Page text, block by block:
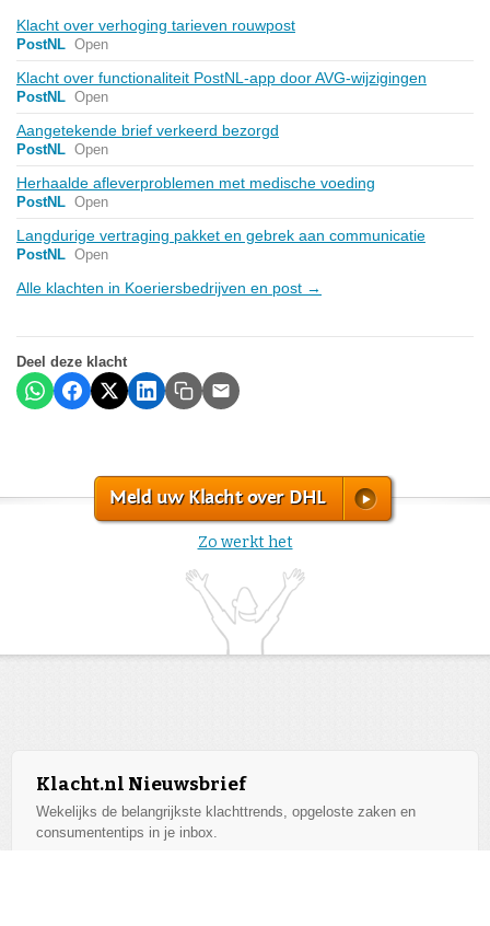
Klacht over verhoging tarieven rouwpost
PostNL Open
Klacht over functionaliteit PostNL-app door AVG-wijzigingen
PostNL Open
Aangetekende brief verkeerd bezorgd
PostNL Open
Herhaalde afleverproblemen met medische voeding
PostNL Open
Langdurige vertraging pakket en gebrek aan communicatie
PostNL Open
Alle klachten in Koeriersbedrijven en post →
Deel deze klacht
Meld uw Klacht over DHL
Zo werkt het
Klacht.nl Nieuwsbrief
Wekelijks de belangrijkste klachttrends, opgeloste zaken en
consumententips in je inbox.